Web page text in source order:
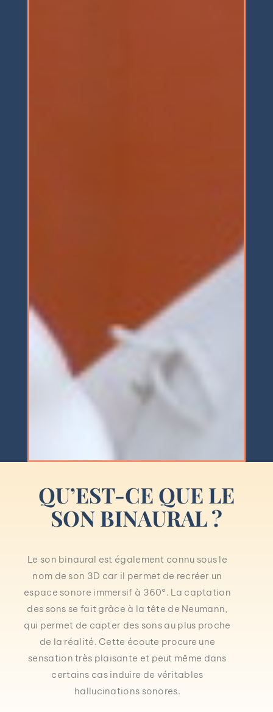
QU’EST-CE QUE LE
SON BINAURAL ?
Le son binaural est également connu sous le
nom de son 3D car il permet de recréer un
espace sonore immersif à 360°. La captation
des sons se fait grâce à la tête de Neumann,
qui permet de capter des sons au plus proche
de la réalité. Cette écoute procure une
sensation très plaisante et peut même dans
certains cas induire de véritables
hallucinations sonores.